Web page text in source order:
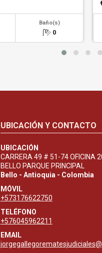
Baño(s)
0
UBICACIÓN Y CONTACTO
UBICACIÓN
CARRERA 49 # 51-74 OFICINA
BELLO PARQUE PRINCIPAL
Bello - Antioquia - Colombia
MÓVIL
+573176622750
TELÉFONO
+576045962211
EMAIL